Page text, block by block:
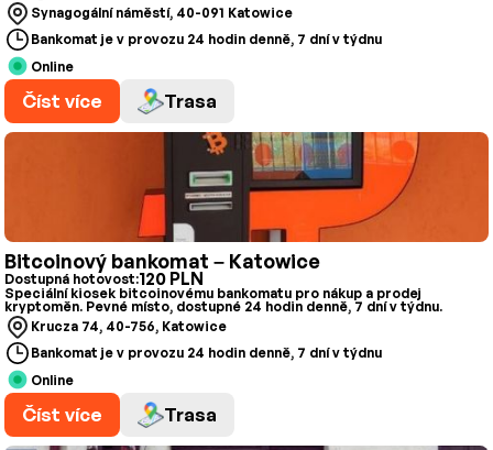
Synagogální náměstí, 40-091 Katowice
Bankomat je v provozu 24 hodin denně, 7 dní v týdnu
Online
Číst více Trasa
Bitcoinový bankomat – Katowice
Dostupná hotovost:120 PLN
Speciální kiosek bitcoinovému bankomatu pro nákup a prodej
kryptoměn. Pevné místo, dostupné 24 hodin denně, 7 dní v týdnu.
Krucza 74, 40-756, Katowice
Bankomat je v provozu 24 hodin denně, 7 dní v týdnu
Online
Číst více Trasa